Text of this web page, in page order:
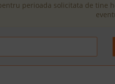
perioada solicitata de tine